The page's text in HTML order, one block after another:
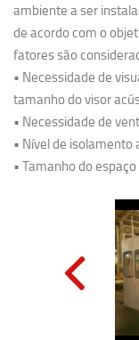
ambiente a ser
de acordo com o
fatores são
• Necessidade de
tamanho do visor
• Necessidade de
• Nível de
• Tamanho do